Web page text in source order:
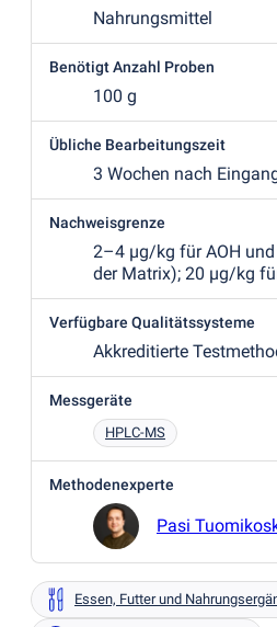
Nahrungsmittel
Benötigt Anzahl Proben
100 g
Übliche Bearbeitungszeit
3 Wochen nach
Nachweisgrenze
2–4 µg/kg für AOH und
der Matrix); 20 µg/kg
Verfügbare Qualitätssysteme
Akkreditierte
Messgeräte
HPLC-MS
Methodenexperte
Pasi
Essen, Futter und